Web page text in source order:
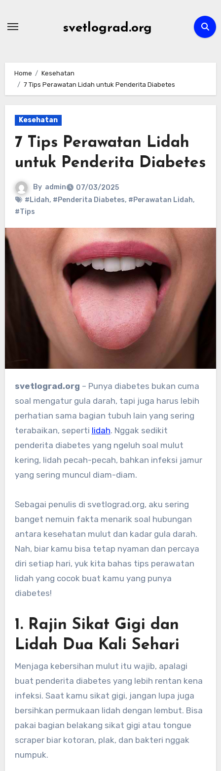
svetlograd.org
Home
Kesehatan
7 Tips Perawatan Lidah untuk Penderita Diabetes
Kesehatan
7 Tips Perawatan Lidah
untuk Penderita Diabetes
By admin
07/03/2025
#Lidah, #Penderita Diabetes, #Perawatan Lidah,
#Tips
svetlograd.org – Punya diabetes bukan cuma
soal mengatur gula darah, tapi juga harus lebih
perhatian sama bagian tubuh lain yang sering
terabaikan, seperti lidah. Nggak sedikit
penderita diabetes yang ngeluh soal mulut
kering, lidah pecah-pecah, bahkan infeksi jamur
yang sering muncul diam-diam.
Sebagai penulis di svetlograd.org, aku sering
banget nemuin fakta menarik soal hubungan
antara kesehatan mulut dan kadar gula darah.
Nah, biar kamu bisa tetap nyaman dan percaya
diri setiap hari, yuk kita bahas tips perawatan
lidah yang cocok buat kamu yang punya
diabetes!
1. Rajin Sikat Gigi dan
Lidah Dua Kali Sehari
Menjaga kebersihan mulut itu wajib, apalagi
buat penderita diabetes yang lebih rentan kena
infeksi. Saat kamu sikat gigi, jangan lupa juga
bersihkan permukaan lidah dengan lembut. Bisa
pakai bagian belakang sikat gigi atau tongue
scraper biar kotoran, plak, dan bakteri nggak
numpuk.